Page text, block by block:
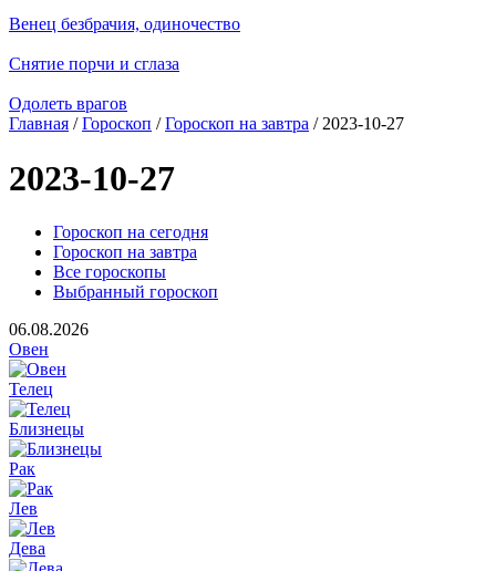
Венец безбрачия, одиночество
Снятие порчи и сглаза
Одолеть врагов
Главная /Гороскоп /Гороскоп на завтра / 2023-10-27
2023-10-27
Гороскоп на сегодня
Гороскоп на завтра
Все гороскопы
Выбранный гороскоп
06.08.2026
Овен
Телец
Близнецы
Рак
Лев
Дева